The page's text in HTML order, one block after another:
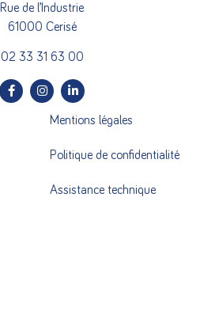
Rue de l’Industrie
61000 Cerisé
02 33 31 63 00
Mentions légales
Politique de confidentialité
Assistance technique